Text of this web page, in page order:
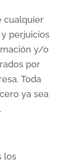
cualquier
perjuicios
y/o
por
Toda
ya sea
los